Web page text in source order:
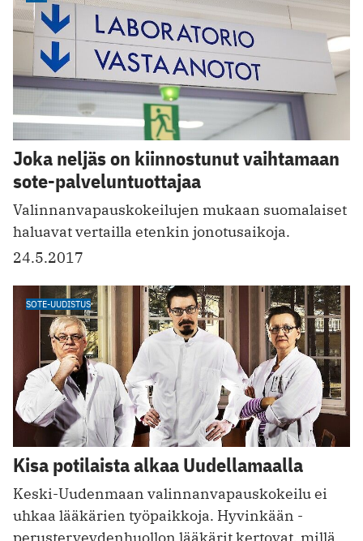
Joka neljäs on kiinnostunut vaihtamaan
sote-palveluntuottajaa
Valinnanvapauskokeilujen mukaan suomalaiset
haluavat vertailla etenkin jonotusaikoja.
24.5.2017
SOTE-UUDISTUS
Kisa potilaista alkaa Uudellamaalla
Keski-Uudenmaan valinnanvapauskokeilu ei
uhkaa lääkärien työpaikkoja. Hyvinkään ­